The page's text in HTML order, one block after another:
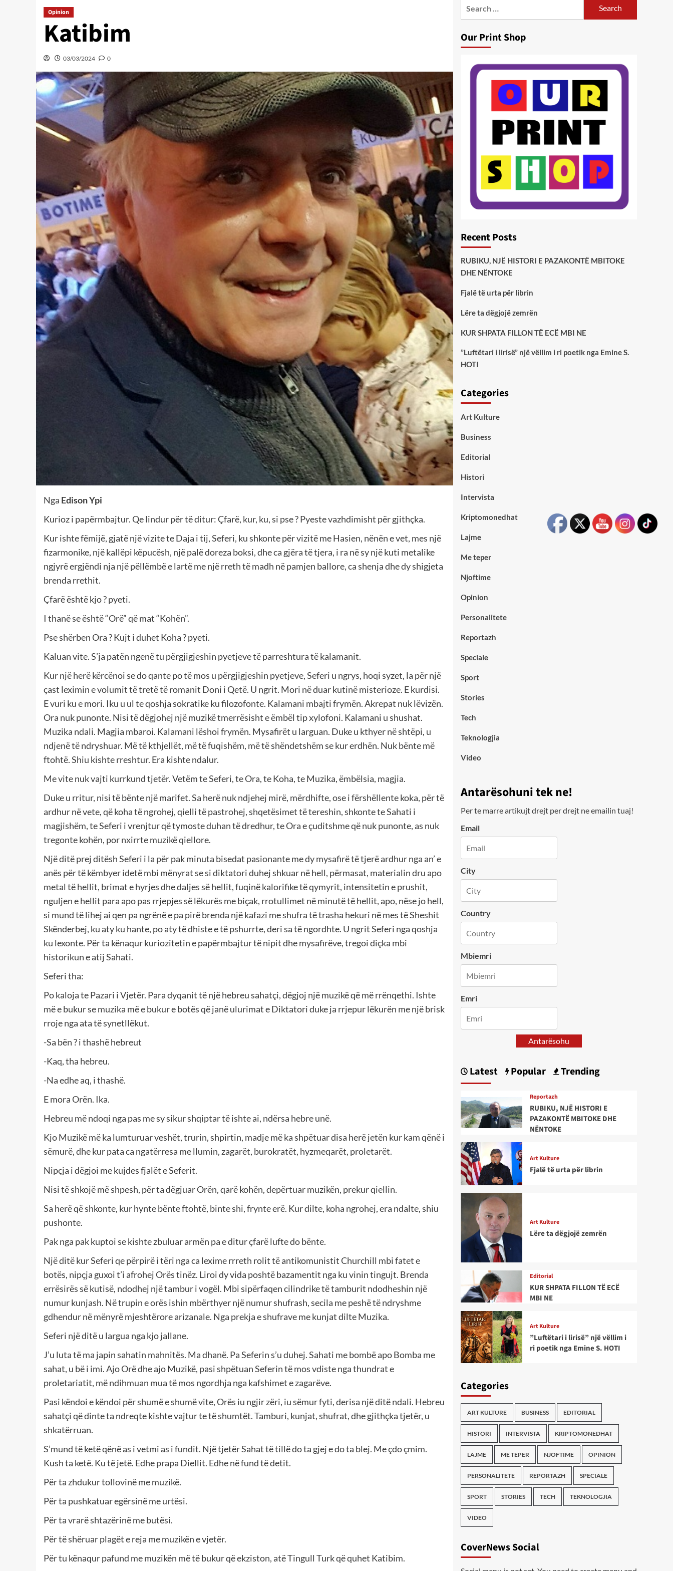
Opinion
Katibim
03/03/2024 0
Nga Edison Ypi
Kurioz i papërmbajtur. Qe lindur për të ditur: Çfarë, kur, ku, si pse ? Pyeste vazhdimisht për gjithçka.
Kur ishte fëmijë, gjatë një vizite te Daja i tij, Seferi, ku shkonte për vizitë me Hasien, nënën e vet, mes një
fizarmonike, një kallëpi këpucësh, një palë doreza boksi, dhe ca gjëra të tjera, i ra në sy një kuti metalike
ngjyrë ergjëndi nja një pëllëmbë e lartë me një rreth të madh në pamjen ballore, ca shenja dhe dy shigjeta
brenda rrethit.
Çfarë është kjo ? pyeti.
I thanë se është “Orë” që mat “Kohën”.
Pse shërben Ora ? Kujt i duhet Koha ? pyeti.
Kaluan vite. S’ja patën ngenë tu përgjigjeshin pyetjeve të parreshtura të kalamanit.
Kur një herë kërcënoi se do qante po të mos u përgjigjeshin pyetjeve, Seferi u ngrys, hoqi syzet, la për një
çast leximin e volumit të tretë të romanit Doni i Qetë. U ngrit. Mori në duar kutinë misterioze. E kurdisi.
E vuri ku e mori. Iku u ul te qoshja sokratike ku filozofonte. Kalamani mbajti frymën. Akrepat nuk lëvizën.
Ora nuk punonte. Nisi të dëgjohej një muzikë tmerrësisht e ëmbël tip xylofoni. Kalamani u shushat.
Muzika ndali. Magjia mbaroi. Kalamani lëshoi frymën. Mysafirët u larguan. Duke u kthyer në shtëpi, u
ndjenë të ndryshuar. Më të kthjellët, më të fuqishëm, më të shëndetshëm se kur erdhën. Nuk bënte më
ftohtë. Shiu kishte rreshtur. Era kishte ndalur.
Me vite nuk vajti kurrkund tjetër. Vetëm te Seferi, te Ora, te Koha, te Muzika, ëmbëlsia, magjia.
Duke u rritur, nisi të bënte një marifet. Sa herë nuk ndjehej mirë, mërdhifte, ose i fërshëllente koka, për të
ardhur në vete, që koha të ngrohej, qielli të pastrohej, shqetësimet të tereshin, shkonte te Sahati i
magjishëm, te Seferi i vrenjtur që tymoste duhan të dredhur, te Ora e çuditshme që nuk punonte, as nuk
tregonte kohën, por nxirrte muzikë qiellore.
Një ditë prej ditësh Seferi i la për pak minuta bisedat pasionante me dy mysafirë të tjerë ardhur nga an’ e
anës për të këmbyer idetë mbi mënyrat se si diktatori duhej shkuar në hell, përmasat, materialin dru apo
metal të hellit, brimat e hyrjes dhe daljes së hellit, fuqinë kalorifike të qymyrit, intensitetin e prushit,
nguljen e hellit para apo pas rrjepjes së lëkurës me biçak, rrotullimet në minutë të hellit, apo, nëse jo hell,
si mund të lihej ai qen pa ngrënë e pa pirë brenda një kafazi me shufra të trasha hekuri në mes të Sheshit
Skënderbej, ku aty ku hante, po aty të dhiste e të pshurrte, deri sa të ngordhte. U ngrit Seferi nga qoshja
ku lexonte. Për ta kënaqur kuriozitetin e papërmbajtur të nipit dhe mysafirëve, tregoi diçka mbi
historikun e atij Sahati.
Seferi tha:
Po kaloja te Pazari i Vjetër. Para dyqanit të një hebreu sahatçi, dëgjoj një muzikë që më rrënqethi. Ishte
më e bukur se muzika më e bukur e botës që janë ulurimat e Diktatori duke ja rrjepur lëkurën me një brisk
rroje nga ata të synetllëkut.
-Sa bën ? i thashë hebreut
-Kaq, tha hebreu.
-Na edhe aq, i thashë.
E mora Orën. Ika.
Hebreu më ndoqi nga pas me sy sikur shqiptar të ishte ai, ndërsa hebre unë.
Kjo Muzikë më ka lumturuar veshët, trurin, shpirtin, madje më ka shpëtuar disa herë jetën kur kam qënë i
sëmurë, dhe kur pata ca ngatërresa me llumin, zagarët, burokratët, hyzmeqarët, proletarët.
Nipçja i dëgjoi me kujdes fjalët e Seferit.
Nisi të shkojë më shpesh, për ta dëgjuar Orën, qarë kohën, depërtuar muzikën, prekur qiellin.
Sa herë që shkonte, kur hynte bënte ftohtë, binte shi, frynte erë. Kur dilte, koha ngrohej, era ndalte, shiu
pushonte.
Pak nga pak kuptoi se kishte zbuluar armën pa e ditur çfarë lufte do bënte.
Një ditë kur Seferi qe përpirë i tëri nga ca lexime rrreth rolit të antikomunistit Churchill mbi fatet e
botës, nipçja guxoi t’i afrohej Orës tinëz. Liroi dy vida poshtë bazamentit nga ku vinin tingujt. Brenda
errësirës së kutisë, ndodhej një tambur i vogël. Mbi sipërfaqen cilindrike të tamburit ndodheshin një
numur kunjash. Në trupin e orës ishin mbërthyer një numur shufrash, secila me peshë të ndryshme
gdhendur në mënyrë mjeshtërore arizanale. Nga prekja e shufrave me kunjat dilte Muzika.
Seferi një ditë u largua nga kjo jallane.
J’u luta të ma japin sahatin mahnitës. Ma dhanë. Pa Seferin s’u duhej. Sahati me bombë apo Bomba me
sahat, u bë i imi. Ajo Orë dhe ajo Muzikë, pasi shpëtuan Seferin të mos vdiste nga thundrat e
proletariatit, më ndihmuan mua të mos ngordhja nga kafshimet e zagarëve.
Pasi këndoi e këndoi për shumë e shumë vite, Orës iu ngjir zëri, iu sëmur fyti, derisa një ditë ndali. Hebreu
sahatçi që dinte ta ndreqte kishte vajtur te të shumtët. Tamburi, kunjat, shufrat, dhe gjithçka tjetër, u
shkatërruan.
S’mund të ketë qënë as i vetmi as i fundit. Një tjetër Sahat të tillë do ta gjej e do ta blej. Me çdo çmim.
Kush ta ketë. Ku të jetë. Edhe prapa Diellit. Edhe në fund të detit.
Për ta zhdukur tollovinë me muzikë.
Për ta pushkatuar egërsinë me urtësi.
Për ta vrarë shtazërinë me butësi.
Për të shëruar plagët e reja me muzikën e vjetër.
Për tu kënaqur pafund me muzikën më të bukur që ekziston, atë Tingull Turk që quhet Katibim.
Our Print Shop
Recent Posts
RUBIKU, NJË HISTORI E PAZAKONTË MBITOKE
DHE NËNTOKE
Fjalë të urta për librin
Lëre ta dëgjojë zemrën
KUR SHPATA FILLON TË ECË MBI NE
”Luftëtari i lirisë” një vëllim i ri poetik nga Emine S.
HOTI
Categories
Art Kulture
Business
Editorial
Histori
Intervista
Kriptomonedhat
Lajme
Me teper
Njoftime
Opinion
Personalitete
Reportazh
Speciale
Sport
Stories
Tech
Teknologjia
Video
Antarësohuni tek ne!
Per te marre artikujt drejt per drejt ne emailin tuaj!
Email
City
Country
Mbiemri
Emri
Antarësohu
Latest Popular Trending
Reportazh
RUBIKU, NJË HISTORI E
PAZAKONTË MBITOKE DHE
NËNTOKE
Art Kulture
Fjalë të urta për librin
Art Kulture
Lëre ta dëgjojë zemrën
Editorial
KUR SHPATA FILLON TË ECË
MBI NE
Art Kulture
”Luftëtari i lirisë” një vëllim i
ri poetik nga Emine S. HOTI
Categories
ART KULTURE BUSINESS EDITORIAL
HISTORI INTERVISTA KRIPTOMONEDHAT
LAJME ME TEPER NJOFTIME OPINION
PERSONALITETE REPORTAZH SPECIALE
SPORT STORIES TECH TEKNOLOGJIA
VIDEO
CoverNews Social